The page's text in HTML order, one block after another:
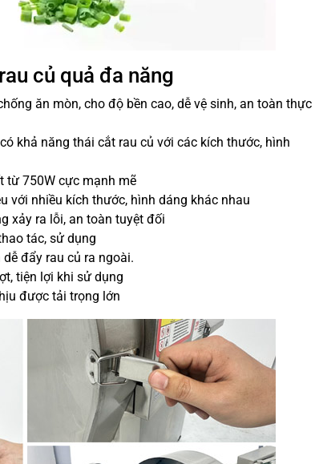
củ quả đa năng
ăn mòn, cho độ bền cao, dễ vệ sinh, an toàn thực
khả năng thái cắt rau củ với các kích thước, hình
từ 750W cực mạnh mẽ
với nhiều kích thước, hình dáng khác nhau
xảy ra lỗi, an toàn tuyệt đối
tác, sử dụng
đẩy rau củ ra ngoài.
tiện lợi khi sử dụng
được tải trọng lớn